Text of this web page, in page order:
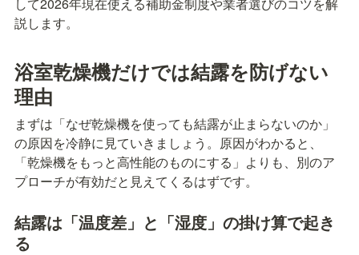
して2026年現在使える補助金制度や業者選びのコツを解
説します。
浴室乾燥機だけでは結露を防げない
理由
まずは「なぜ乾燥機を使っても結露が止まらないのか」
の原因を冷静に見ていきましょう。原因がわかると、
「乾燥機をもっと高性能のものにする」よりも、別のア
プローチが有効だと見えてくるはずです。
結露は「温度差」と「湿度」の掛け算で起き
る